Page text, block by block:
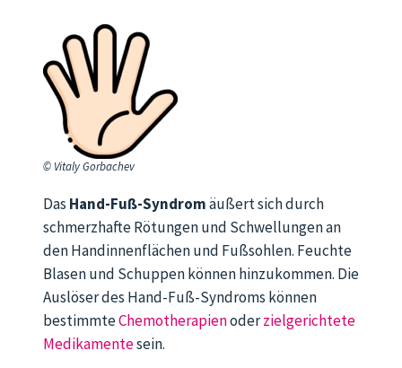
© Vitaly Gorbachev
Das Hand-Fuß-Syndromäußert sich durch
schmerzhafte Rötungen und Schwellungen an
den Handinnenflächen und Fußsohlen. Feuchte
Blasen und Schuppen können hinzukommen. Die
Auslöser des Hand-Fuß-Syndroms können
bestimmteChemotherapienoderzielgerichtete
Medikamentesein.